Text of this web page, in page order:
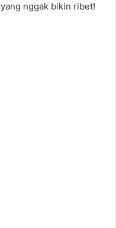
nggak bikin ribet!